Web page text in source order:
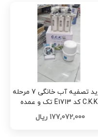
خرید تصفیه آب خانگی 7 مرحله
C.K.K کد E1713 تک و عمده
177,072,000 ریال